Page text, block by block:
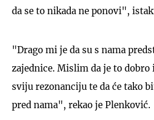
da se to nikada ne ponovi",
"Drago mi je da su s nama
zajednice. Mislim da je to dobro
sviju rezonanciju te da će tako
pred nama", rekao je Plenković.